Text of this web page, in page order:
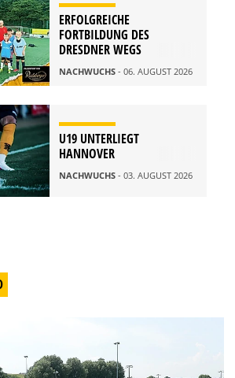
ERFOLGREICHE
FORTBILDUNG DES
DRESDNER WEGS
NACHWUCHS - 06. AUGUST 2026
U19 UNTERLIEGT
HANNOVER
NACHWUCHS - 03. AUGUST 2026